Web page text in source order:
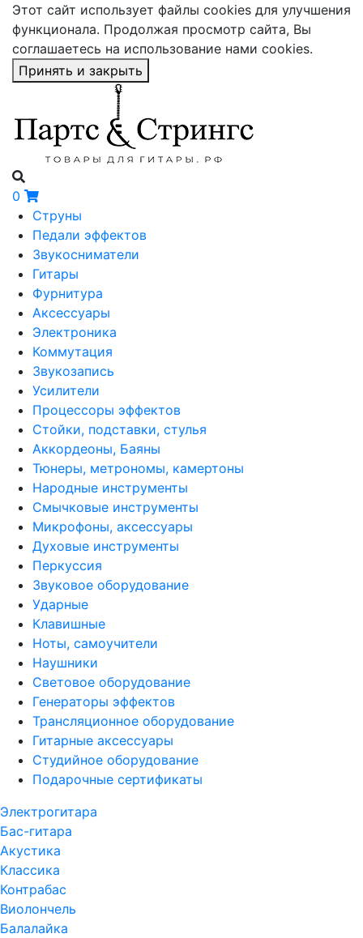
Этот сайт использует файлы cookies для улучшения
функционала. Продолжая просмотр сайта, Вы
соглашаетесь на использование нами cookies.
Принять и закрыть
0
Струны
Педали эффектов
Звукосниматели
Гитары
Фурнитура
Аксессуары
Электроника
Коммутация
Звукозапись
Усилители
Процессоры эффектов
Стойки, подставки, стулья
Аккордеоны, Баяны
Тюнеры, метрономы, камертоны
Народные инструменты
Смычковые инструменты
Микрофоны, аксессуары
Духовые инструменты
Перкуссия
Звуковое оборудование
Ударные
Клавишные
Ноты, самоучители
Наушники
Световое оборудование
Генераторы эффектов
Трансляционное оборудование
Гитарные аксессуары
Студийное оборудование
Подарочные сертификаты
Электрогитара
Бас-гитара
Акустика
Классика
Контрабас
Виолончель
Балалайка